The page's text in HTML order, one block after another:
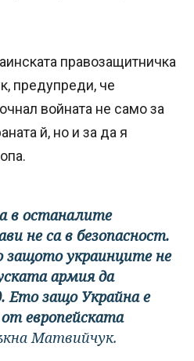
правозащитничка
предупреди, че
войната не само за
й, но и за да я
в останалите
не са в безопасност.
защото украинците не
армия да
Ето защо Украйна е
европейската
Матвийчук.